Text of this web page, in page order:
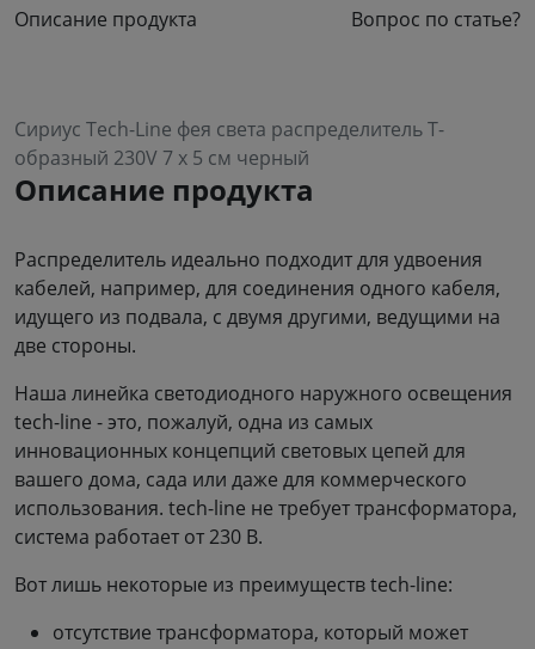
Описание продукта Вопрос по статье?
Сириус Tech-Line фея света распределитель T-
образный 230V 7 x 5 см черный
Описание продукта
Распределитель идеально подходит для удвоения
кабелей, например, для соединения одного кабеля,
идущего из подвала, с двумя другими, ведущими на
две стороны.
Наша линейка светодиодного наружного освещения
tech-line - это, пожалуй, одна из самых
инновационных концепций световых цепей для
вашего дома, сада или даже для коммерческого
использования. tech-line не требует трансформатора,
система работает от 230 В.
Вот лишь некоторые из преимуществ tech-line:
отсутствие трансформатора, который может